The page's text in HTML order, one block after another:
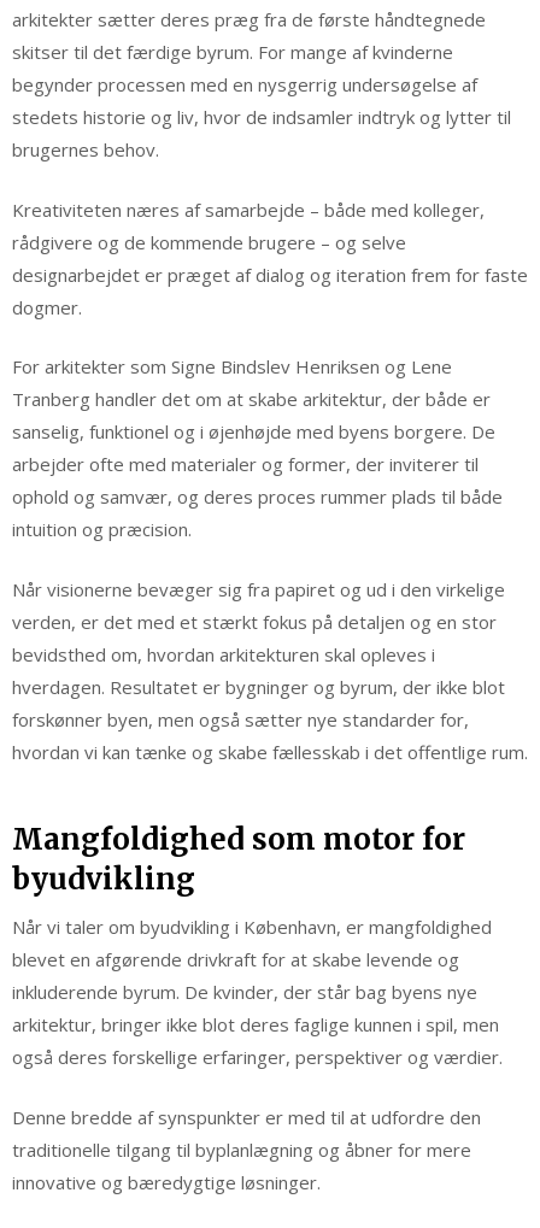
arkitekter sætter deres præg fra de første håndtegnede
skitser til det færdige byrum. For mange af kvinderne
begynder processen med en nysgerrig undersøgelse af
stedets historie og liv, hvor de indsamler indtryk og lytter til
brugernes behov.
Kreativiteten næres af samarbejde – både med kolleger,
rådgivere og de kommende brugere – og selve
designarbejdet er præget af dialog og iteration frem for faste
dogmer.
For arkitekter som Signe Bindslev Henriksen og Lene
Tranberg handler det om at skabe arkitektur, der både er
sanselig, funktionel og i øjenhøjde med byens borgere. De
arbejder ofte med materialer og former, der inviterer til
ophold og samvær, og deres proces rummer plads til både
intuition og præcision.
Når visionerne bevæger sig fra papiret og ud i den virkelige
verden, er det med et stærkt fokus på detaljen og en stor
bevidsthed om, hvordan arkitekturen skal opleves i
hverdagen. Resultatet er bygninger og byrum, der ikke blot
forskønner byen, men også sætter nye standarder for,
hvordan vi kan tænke og skabe fællesskab i det offentlige rum.
Mangfoldighed som motor for
byudvikling
Når vi taler om byudvikling i København, er mangfoldighed
blevet en afgørende drivkraft for at skabe levende og
inkluderende byrum. De kvinder, der står bag byens nye
arkitektur, bringer ikke blot deres faglige kunnen i spil, men
også deres forskellige erfaringer, perspektiver og værdier.
Denne bredde af synspunkter er med til at udfordre den
traditionelle tilgang til byplanlægning og åbner for mere
innovative og bæredygtige løsninger.